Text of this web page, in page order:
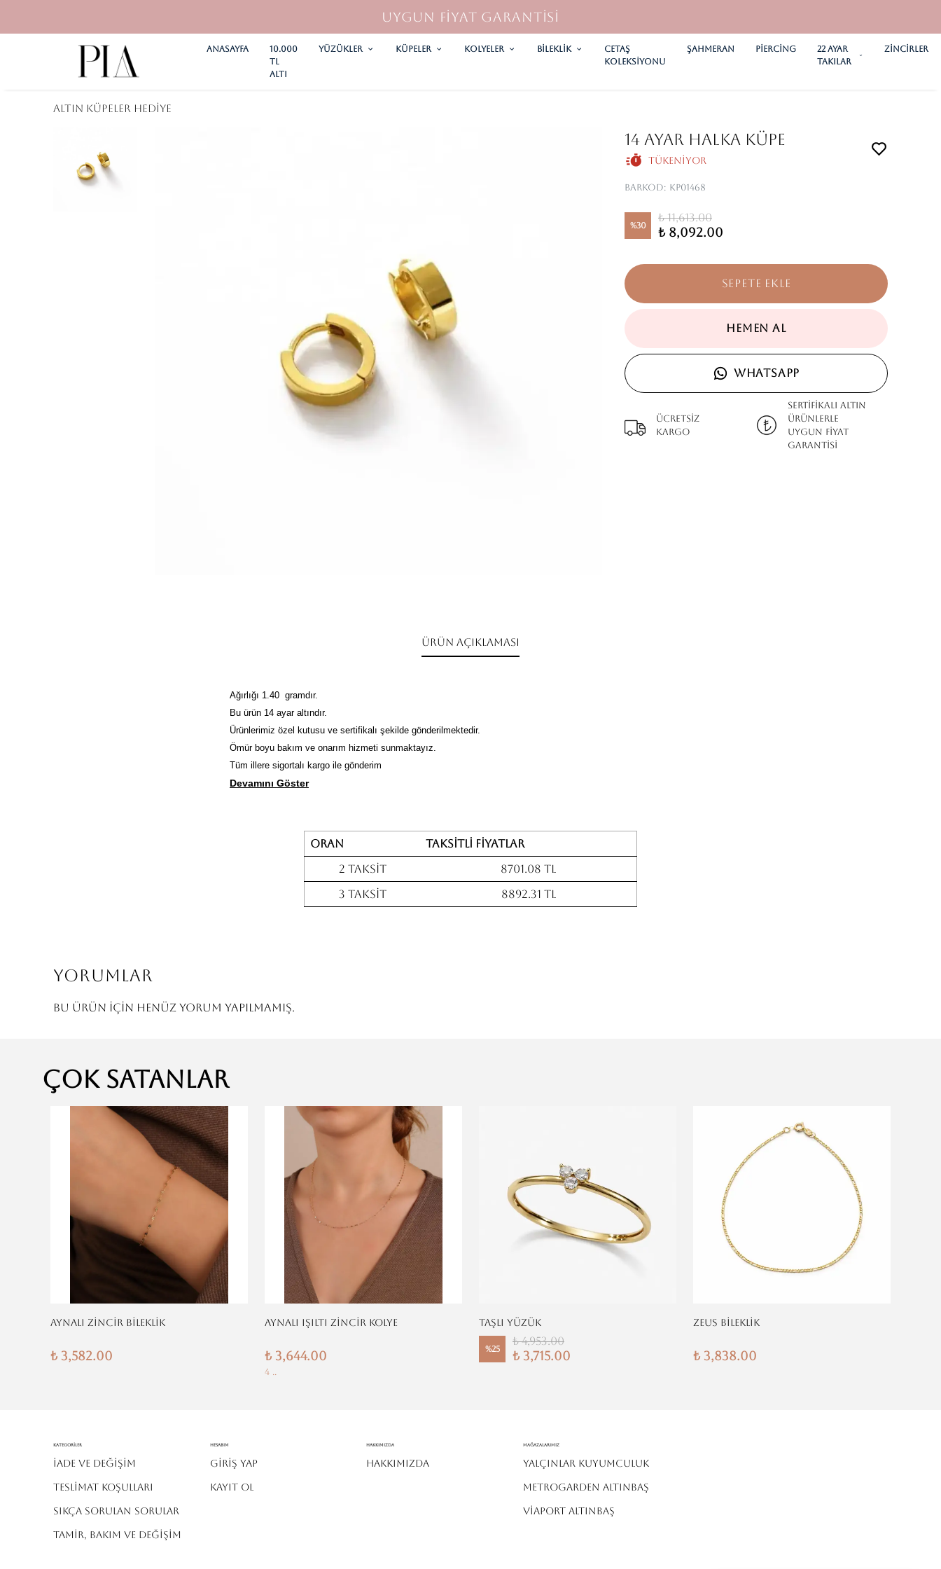
UYGUN FİYAT GARANTİSİ
Anasayfa
10.000
TL
ALTI
YÜZÜKLER KÜPELER KOLYELER Bileklik
CETAŞ
KOLEKSİYONU
ŞAHMERAN PİERCİNG
22 AYAR
TAKILAR
ZİNCİRLER
Altın Küpeler Hediye
14 AYAR HALKA KÜPE
Tükeniyor
Barkod: KP01468
%30
₺ 11,613.00
₺ 8,092.00
SEPETE EKLE
HEMEN AL
WHATSAPP
Ücretsiz
kargo
SERTİFİKALI ALTIN
ÜRÜNLERLE
UYGUN FİYAT
GARANTİSİ
Ürün Açıklaması
Ağırlığı 1.40 gramdır.
Bu ürün 14 ayar altındır.
Ürünlerimiz özel kutusu ve sertifikalı şekilde gönderilmektedir.
Ömür boyu bakım ve onarım hizmeti sunmaktayız.
Tüm illere sigortalı kargo ile gönderim
Devamını Göster
Oran
Taksitli fiyatlar
2 Taksit
8701.08 TL
3 Taksit
8892.31 TL
Yorumlar
Bu ürün için henüz yorum yapılmamış.
Çok Satanlar
AYNALI ZİNCİR BİLEKLİK
₺ 3,582.00
AYNALI IŞILTI ZİNCİR KOLYE
₺ 3,644.00
4 ..
TAŞLI YÜZÜK
%25
₺ 4,953.00
₺ 3,715.00
ZEUS BİLEKLİK
₺ 3,838.00
Kategoriler
İADE VE DEĞİŞİM
TESLİMAT KOŞULLARI
SIKÇA SORULAN SORULAR
TAMİR, BAKIM VE DEĞİŞİM
Hesabım
Giriş Yap
Kayıt Ol
Hakkımızda
HAKKIMIZDA
MAĞAZALARIMIZ
YALÇINLAR KUYUMCULUK
METROGARDEN ALTINBAŞ
VİAPORT ALTINBAŞ